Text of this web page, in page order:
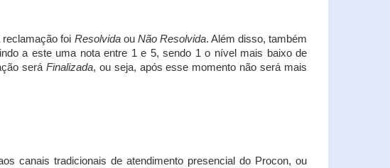
foi Resolvidaou Não Resolvida. Além disso, também
a este uma nota entre 1 e 5, sendo 1 o nível mais baixo de
será Finalizada, ou seja, após esse momento não será mais
canais tradicionais de atendimento presencial do Procon, ou